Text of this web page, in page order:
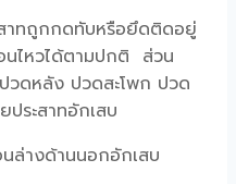
สาทถูกกดทับหรือยึดติดอยู่
อนไหวได้ตามปกติ ส่วน
ดหลัง ปวดสะโพก ปวด
ประสาทอักเสบ
ล่างด้านนอกอักเสบ